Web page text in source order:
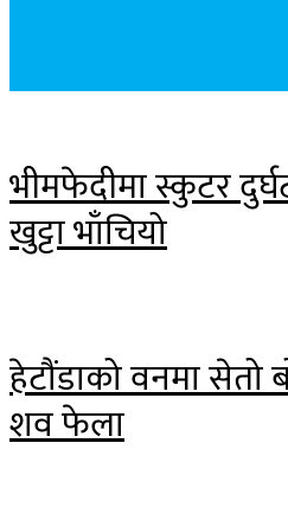
भीमफेदीमा स्कुटर
खुट्टा भाँचियो
हेटौंडाको वनमा सेतो
शव फेला